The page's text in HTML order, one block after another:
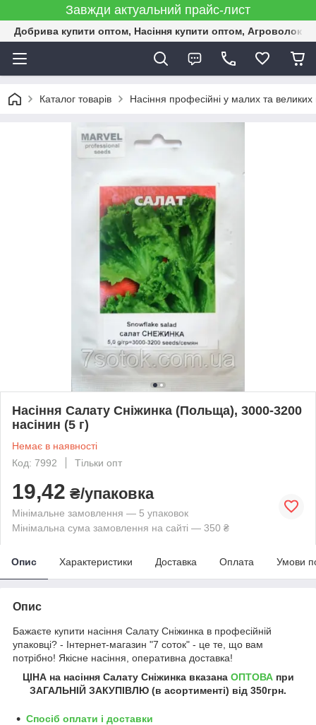
Завжди актуальний прайс-лист
Добрива купити оптом, Насіння купити оптом,
Каталог товарів Насіння професійні у малих та великих
Насіння Салату Сніжинка (Польща), 3000-3200
насінин (5 г)
Немає в наявності
Код: 7992
Тільки опт
19,42 ₴/упаковка
Мінімальне замовлення — 5 упаковок
Мінімальна сума замовлення на сайті — 350 ₴
Опис Характеристики Доставка Оплата Умови
Опис
Бажаєте купити насіння Салату Сніжинка в професійній
упаковці? - Інтернет-магазин "7 соток" - це те, що вам
потрібно! Якісне насіння, оперативна доставка!
ЦІНА на насіння Салату Сніжинка вказана ОПТОВАпри
ЗАГАЛЬНІЙ ЗАКУПІВЛЮ (в асортименті) від 350грн.
Спосіб оплати і доставки